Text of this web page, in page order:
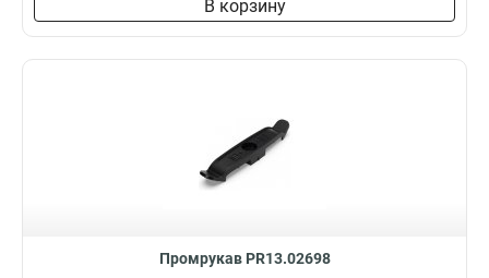
В корзину
Промрукав PR13.02698